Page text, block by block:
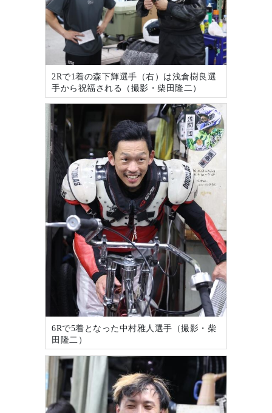
2Rで1着の森下輝選手（右）は浅倉樹良選
手から祝福される（撮影・柴田隆二）
6Rで5着となった中村雅人選手（撮影・柴
田隆二）